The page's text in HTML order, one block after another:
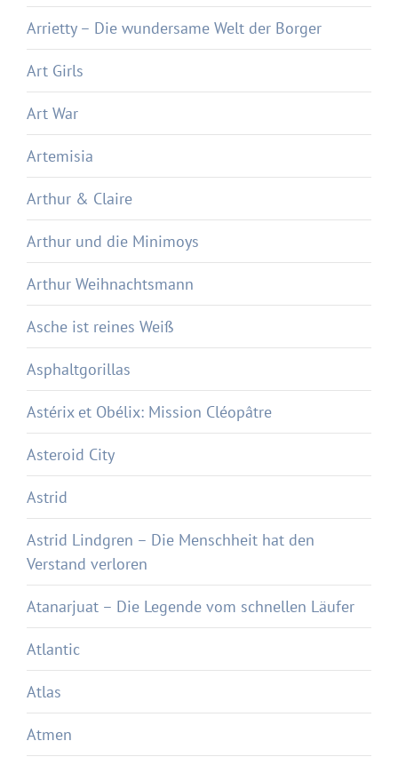
Arrietty – Die wundersame Welt der Borger
Art Girls
Art War
Artemisia
Arthur & Claire
Arthur und die Minimoys
Arthur Weihnachtsmann
Asche ist reines Weiß
Asphaltgorillas
Astérix et Obélix: Mission Cléopâtre
Asteroid City
Astrid
Astrid Lindgren – Die Menschheit hat den
Verstand verloren
Atanarjuat – Die Legende vom schnellen Läufer
Atlantic
Atlas
Atmen